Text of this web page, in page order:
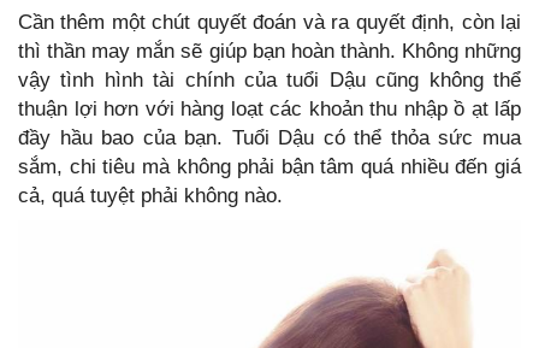
Cần thêm một chút quyết đoán và ra quyết định, còn lại
thì thần may mắn sẽ giúp bạn hoàn thành. Không những
vậy tình hình tài chính của tuổi Dậu cũng không thể
thuận lợi hơn với hàng loạt các khoản thu nhập ồ ạt lấp
đầy hầu bao của bạn. Tuổi Dậu có thể thỏa sức mua
sắm, chi tiêu mà không phải bận tâm quá nhiều đến giá
cả, quá tuyệt phải không nào.